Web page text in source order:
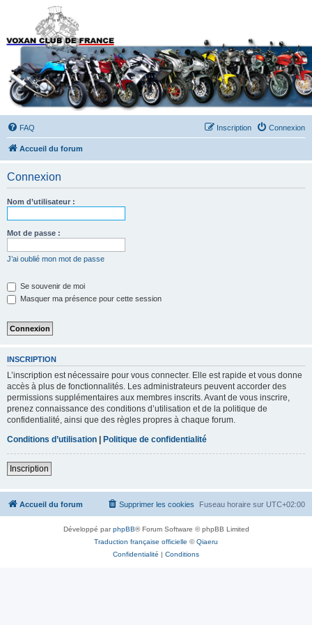
Forums du Voxan Club
de France
FAQ Connexion
Inscription
Accueil du forum
Connexion
Nom d’utilisateur :
Mot de passe :
J’ai oublié mon mot de passe
Se souvenir de moi
Masquer ma présence pour cette session
INSCRIPTION
L’inscription est nécessaire pour vous connecter. Elle est rapide et vous donne
accès à plus de fonctionnalités. Les administrateurs peuvent accorder des
permissions supplémentaires aux membres inscrits. Avant de vous inscrire,
prenez connaissance des conditions d’utilisation et de la politique de
confidentialité, ainsi que des règles propres à chaque forum.
Conditions d’utilisation
Politique de confidentialité
Inscription
Accueil du forum Fuseau horaire sur UTC+02:00
Supprimer les cookies
Développé parphpBB® Forum Software © phpBB Limited
Traduction française officielle ©Qiaeru
Confidentialité | Conditions